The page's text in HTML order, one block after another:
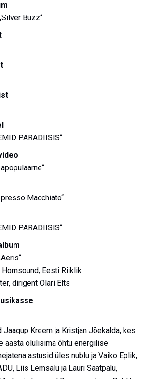
Buzz“
PARADIISIS“
Macchiato“
PARADIISIS“
Hornsound, Eesti Riiklik
dirigent Olari Elts
Jaagup Kreem ja Kristjan Jõekalda, kes
aasta olulisima õhtu energilise
astusid üles nublu ja Vaiko Eplik,
Liis Lemsalu ja Lauri Saatpalu,